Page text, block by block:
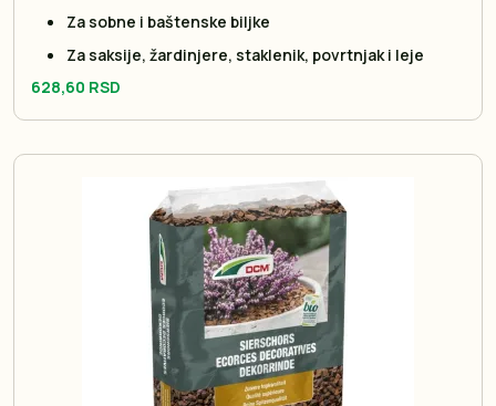
Za sobne i baštenske biljke
Za saksije, žardinjere, staklenik, povrtnjak i leje
628,60 RSD